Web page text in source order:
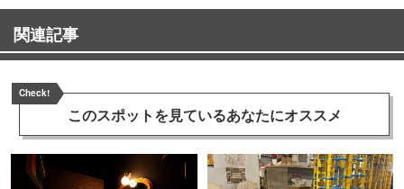
関連記事
Check!
このスポットを見ているあなたにオススメ